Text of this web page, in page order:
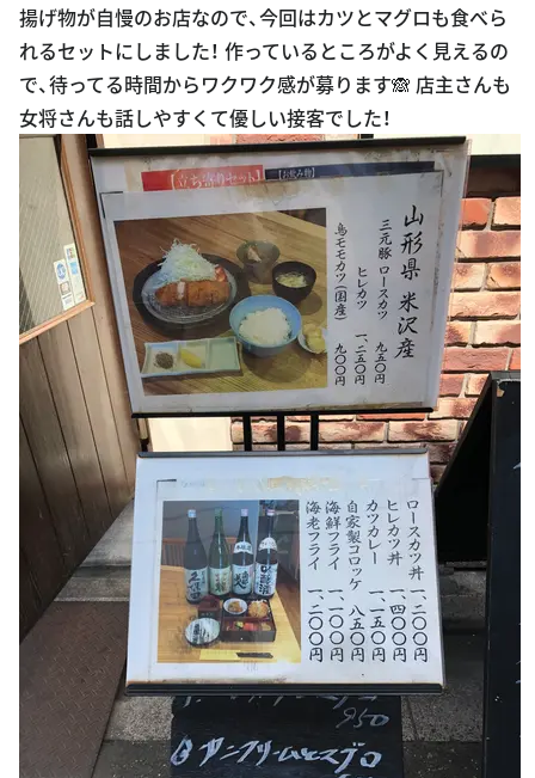
揚げ物が自慢のお店なので、今回はカツとマグロも食べら
れるセットにしました！ 作っているところがよく見えるの
で、待ってる時間からワクワク感が募ります🙈 店主さんも
女将さんも話しやすくて優しい接客でした！